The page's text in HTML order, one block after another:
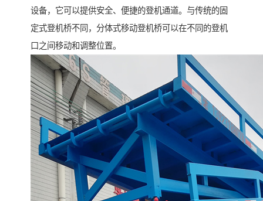
设备，它可以提供安全、便捷的登机通道。与传统的固
定式登机桥不同，分体式移动登机桥可以在不同的登机
口之间移动和调整位置。